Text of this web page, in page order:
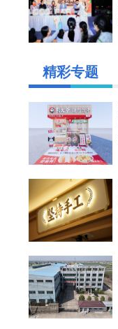
精彩专题